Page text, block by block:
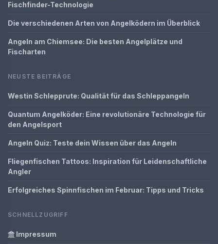
Fischfinder-Technologie
Die verschiedenen Arten von Angelködern im Überblick
Angeln am Chiemsee: Die besten Angelplätze und
Fischarten
NEUSTE BEITRÄGE
Westin Schlepprute: Qualität für das Schleppangeln
Quantum Angelköder: Eine revolutionäre Technologie für
den Angelsport
Angeln Quiz: Teste dein Wissen über das Angeln
Fliegenfischen Tattoos: Inspiration für Leidenschaftliche
Angler
Erfolgreiches Spinnfischen im Februar: Tipps und Tricks
SCHNELLZUGRIFF
Impressum